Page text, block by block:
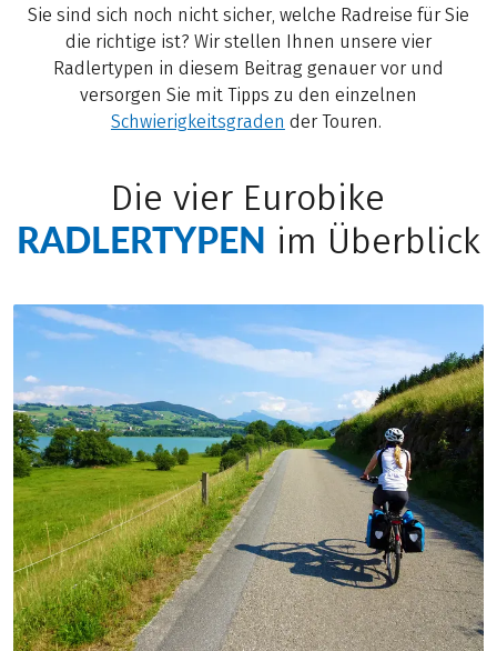
Sie sind sich noch nicht sicher, welche Radreise für Sie
die richtige ist? Wir stellen Ihnen unsere vier
Radlertypen in diesem Beitrag genauer vor und
versorgen Sie mit Tipps zu den einzelnen
Schwierigkeitsgraden der Touren.
Die vier Eurobike
RADLERTYPEN im Überblick